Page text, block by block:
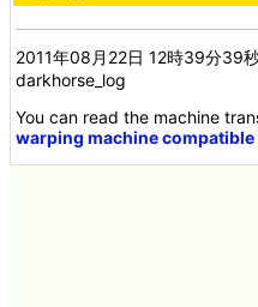
2011年08月22日 12時39分39
darkhorse_log
You can read the machine
warping machine